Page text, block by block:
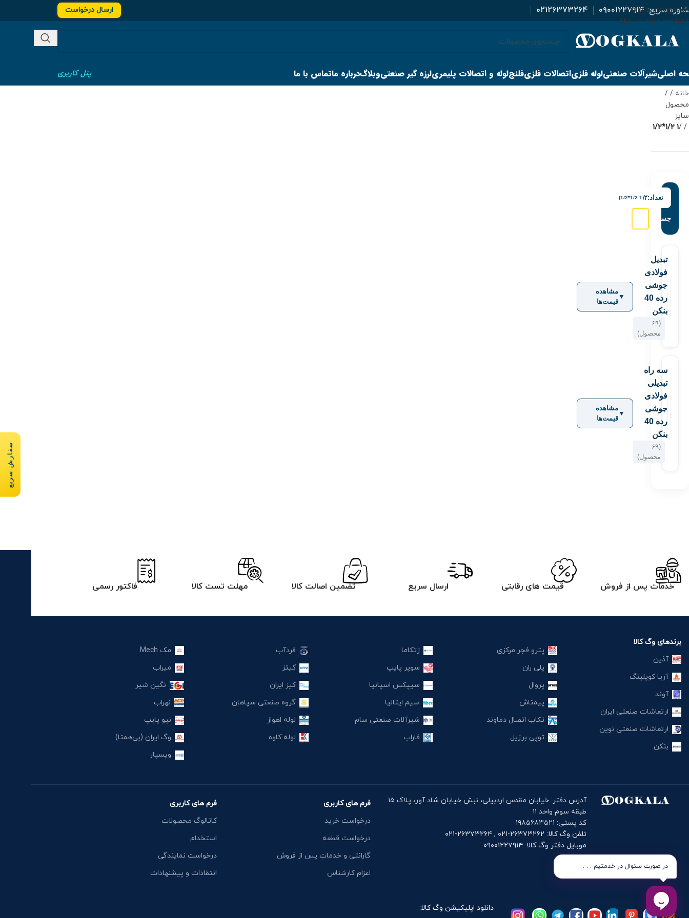
Skip to navigation
Skip to main content
سریع:۰۹۰۰۱۲۲۷۹۱۴ 02126373264 ارسال درخواست
اصلیشیرآلات صنعتیلوله فلزیاتصالات فلزیفلنجلوله و اتصالات پلیمریلرزه گیر صنعتیوبلاگدرباره ماتماس با ما پنل کاربری
خانه /
محصول
سایز
/
1 1/2*1/2
تعداد:۲(1 1/2*1/2)
جستجو:
تبدیل
فولادی
جوشی
رده 40
بنکن
(۶۹
محصول)
▼
مشاهده
قیمت‌ها
سه راه
تبدیلی
فولادی
جوشی
رده 40
بنکن
(۶۹
محصول)
▼
مشاهده
قیمت‌ها
خدمات پس از فروش قیمت های رقابتی ارسال سریع تضمین اصالت کالا مهلت تست کالا فاکتور رسمی
برندهای وگ کالا
آذین
آریا کوپلینگ
آوند
ارتعاشات صنعتی ایران
ارتعاشات صنعتی نوین
بنکن
پترو فجر مرکزی
پلی ران
پروال
پیمتاش
تکاب اتصال دماوند
توپی برزیل
زتکاما
سوپر پایپ
سیپکس اسپانیا
سیم ایتالیا
شیرآلات صنعتی سام
فاراب
فردآب
کیتز
کیز ایران
گروه صنعتی سپاهان
لوله اهواز
لوله کاوه
مک Mech
میراب
نگین شیر
نهراب
نیو پایپ
وگ ایران (بی‌همتا)
ویسپار
آدرس دفتر: خیابان مقدس اردبیلی، نبش خیابان شاد آور، پلاک ۱۵
طبقه سوم واحد ۱۱
کد پستی: ۱۹۸۵۶۸۳۵۲۱
تلفن وگ کالا: ۲۶۳۷۳۲۶۲-۰۲۱ , ۲۶۳۷۳۲۶۴-۰۲۱
موبایل دفتر وگ کالا: ۰۹۰۰۱۲۲۷۹۱۴
فرم های کاربری
درخواست خرید
درخواست قطعه
گارانتی و خدمات پس از فروش
اعزام کارشناس
فرم های کاربری
کاتالوگ محصولات
استخدام
درخواست نمایندگی
انتقادات و پیشنهادات
دانلود اپلیکیشن وگ کالا:
در صورت سئوال در خدمتیم . . .
سفارش سریع